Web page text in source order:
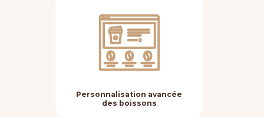
Personnalisation avancée
des boissons